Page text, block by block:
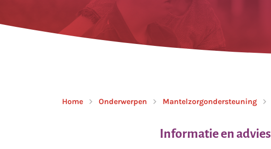
Home Onderwerpen Mantelzorgondersteuning
Informatie en advies